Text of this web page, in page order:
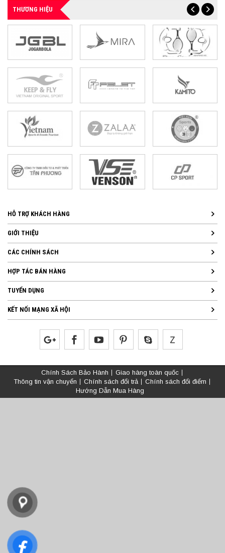
THƯƠNG HIỆU
HỖ TRỢ KHÁCH HÀNG
GIỚI THIỆU
CÁC CHÍNH SÁCH
HỢP TÁC BÁN HÀNG
TUYỂN DỤNG
KẾT NỐI MẠNG XÃ HỘI
Chính Sách Bảo Hành
Giao hàng toàn quốc
Thông tin vận chuyển
Chính sách đổi trả
Chính sách đổi điểm
Hướng Dẫn Mua Hàng